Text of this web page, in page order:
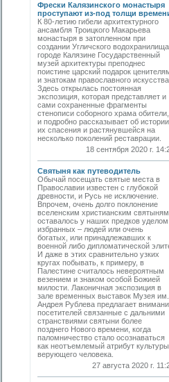
Фрески Калязинского монастыря
проступают из-под толщи
К 80-летию гибели архитектурного
ансамбля Троицкого Макарьева
монастыря в затопленном при
создании Угличского водохранилища
городе Калязине Государственный
музей архитектуры преподнес
поистине царский подарок
и знатокам православного искусства.
Здесь открылась постоянная
экспозиция, которая представляет и
сами сохраненные фрагменты
стенописи соборного храма обители,
и подробно рассказывает об истории
их спасения и растянувшейся на
несколько поколений реставрации.
18 сентября 2020 г.
Святыня как путеводитель
Обычай посещать святые места в
Православии известен с глубокой
древности, и Русь не исключение.
Впрочем, очень долго поклонение
вселенским христианским святыням
оставалось у наших предков уделом
избранных – людей или очень
богатых, или принадлежавших к
военной либо дипломатической
И даже в этих сравнительно узких
кругах побывать, к примеру, в
Палестине считалось невероятным
везением и знаком особой Божией
милости. Лаконичная экспозиция в
зале временных выставок Музея им.
Андрея Рублева предлагает
посетителей связанные с дальними
странствиями святыни более
позднего Нового времени, когда
паломничество стало осознаваться
как неотъемлемый атрибут культуры
верующего человека.
27 августа 2020 г.